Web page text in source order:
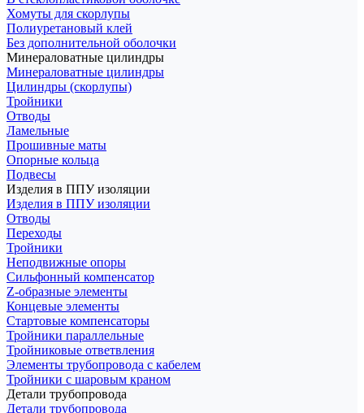
Хомуты для скорлупы
Полиуретановый клей
Без дополнительной оболочки
Минераловатные цилиндры
Минераловатные цилиндры
Цилиндры (скорлупы)
Тройники
Отводы
Ламельные
Прошивные маты
Опорные кольца
Подвесы
Изделия в ППУ изоляции
Изделия в ППУ изоляции
Отводы
Переходы
Тройники
Неподвижные опоры
Cильфонный компенсатор
Z-образные элементы
Концевые элементы
Стартовые компенсаторы
Тройники параллельные
Тройниковые ответвления
Элементы трубопровода с кабелем
Тройники с шаровым краном
Детали трубопровода
Детали трубопровода